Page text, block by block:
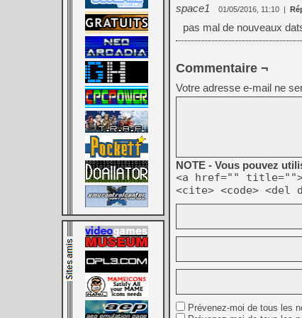
space1 01/05/2016, 11:10 |
pas mal de nouveaux
Commentaire ¬
Votre adresse e-mail ne
NOTE - Vous pouvez
<a href="" title="">
<cite> <code> <del
Prévenez-moi de tous les